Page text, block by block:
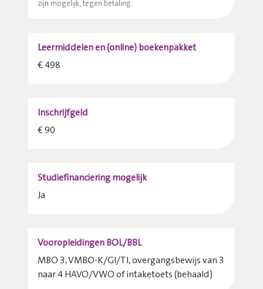
zijn mogelijk, tegen betaling.
Leermiddelen en (online) boekenpakket
€ 498
Inschrijfgeld
€ 90
Studiefinanciering mogelijk
Ja
Vooropleidingen BOL/BBL
MBO 3, VMBO-K/Gl/Tl, overgangsbewijs van 3
naar 4 HAVO/VWO of intaketoets (behaald)